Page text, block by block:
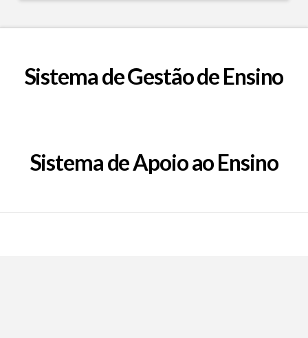
Sistema de Gestão de Ensino
Sistema de Apoio ao Ensino